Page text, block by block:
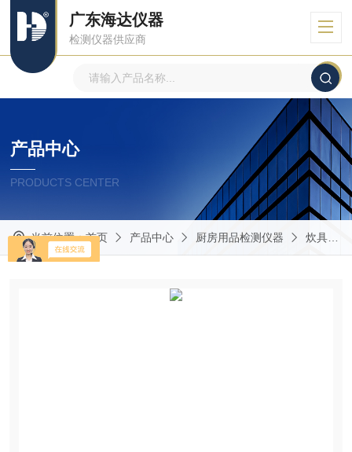
广东海达仪器
检测仪器供应商
产品中心
PRODUCTS CENTER
当前位置：首页 产品中心 厨房用品检测仪器 炊具手柄抗扭矩试验机